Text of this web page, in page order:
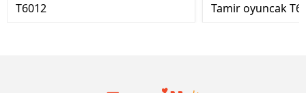
T6012
Tamir oyuncak